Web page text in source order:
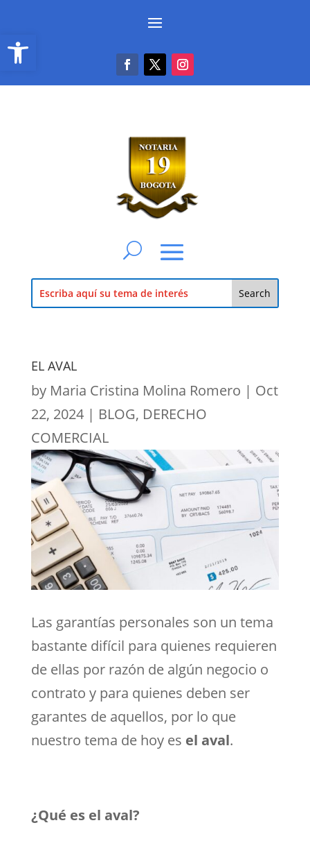
Abrir barra de herramientas
EL AVAL
by Maria Cristina Molina Romero | Oct
22, 2024| BLOG, DERECHO
COMERCIAL
Las garantías personales son un tema
bastante difícil para quienes requieren
de ellas por razón de algún negocio o
contrato y para quienes deben ser
garantes de aquellos, por lo que
nuestro tema de hoy es el aval.
¿Qué es el aval?